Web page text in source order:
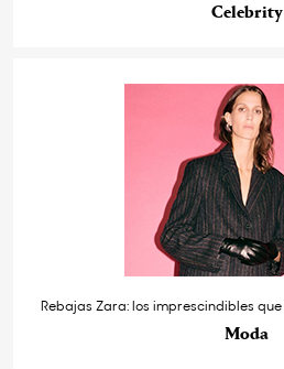
Celebrity
Rebajas Zara: los imprescindibles
Moda